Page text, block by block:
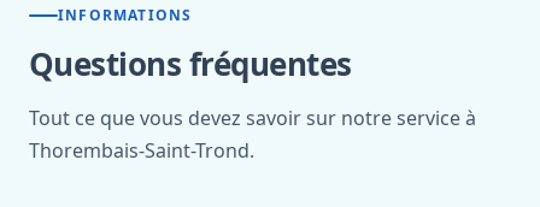
INFORMATIONS
Questions fréquentes
Tout ce que vous devez savoir sur notre service à
Thorembais-Saint-Trond.